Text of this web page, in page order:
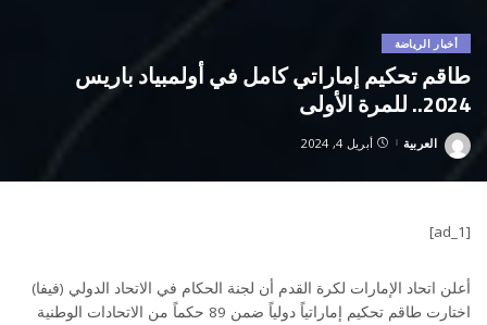
أخبار الرياضة
طاقم تحكيم إماراتي كامل في أولمبياد باريس
2024.. للمرة الأولى
Posted
العربية أبريل 4, 2024
[ad_1]
أعلن اتحاد الإمارات لكرة القدم أن لجنة الحكام في الاتحاد الدولي (فيفا)
اختارت طاقم تحكيم إماراتياً دولياً ضمن 89 حكماً من الاتحادات الوطنية